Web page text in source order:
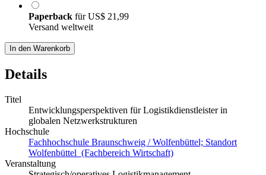
Paperback fürUS$ 21,99
Versand weltweit
In den Warenkorb
Details
Titel
Entwicklungsperspektiven für Logistikdienstleister in
globalen Netzwerkstrukturen
Hochschule
Fachhochschule Braunschweig / Wolfenbüttel; Standort
Wolfenbüttel (Fachbereich Wirtschaft)
Veranstaltung